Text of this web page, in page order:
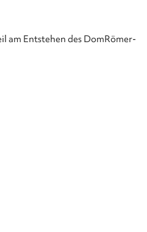
am Entstehen des DomRömer-